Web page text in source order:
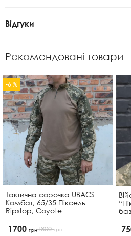
Відгуки
Рекомендовані товари
-6 %
Тактична сорочка UBACS
Комбат, 65/35 Піксель
Ripstop, Coyote
1700 грн1800 грн